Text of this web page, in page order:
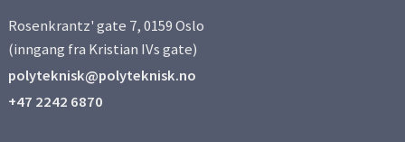
Side 7
Rosenkrantz' gate 7, 0159 Oslo
(inngang fra Kristian IVs gate)
polyteknisk@polyteknisk.no
+47 2242 6870